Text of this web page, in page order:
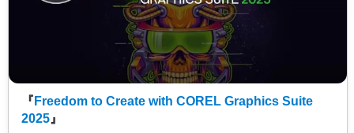
『 Freedom to Create with COREL Graphics Suite
2025 』